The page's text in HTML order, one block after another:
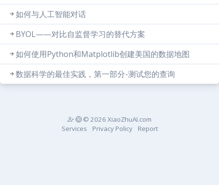
如何与人工智能对话
BYOL——对比自监督学习的替代方案
如何使用Python和Matplotlib创建美国的数据地图
数据科学的最佳实践，第一部分-测试您的查询
© 2026 XiaoZhuAI.com
Services
Privacy Policy Report